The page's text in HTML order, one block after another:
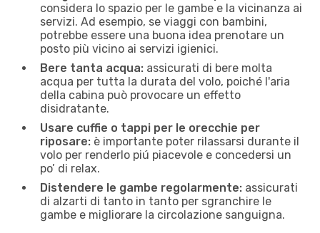
considera lo spazio per le gambe e la vicinanza ai
servizi. Ad esempio, se viaggi con bambini,
potrebbe essere una buona idea prenotare un
posto più vicino ai servizi igienici.
Bere tanta acqua: assicurati di bere molta
acqua per tutta la durata del volo, poiché l'aria
della cabina può provocare un effetto
disidratante.
Usare cuffie o tappi per le orecchie per
riposare: è importante poter rilassarsi durante il
volo per renderlo piú piacevole e concedersi un
po’ di relax.
Distendere le gambe regolarmente: assicurati
di alzarti di tanto in tanto per sgranchire le
gambe e migliorare la circolazione sanguigna.